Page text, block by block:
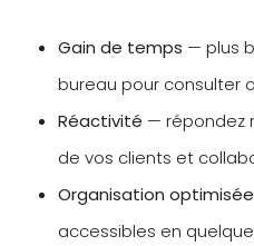
Gain de temps — plus
bureau pour consulter
Réactivité — répondez
de vos clients et
Organisation optimisée
accessibles en